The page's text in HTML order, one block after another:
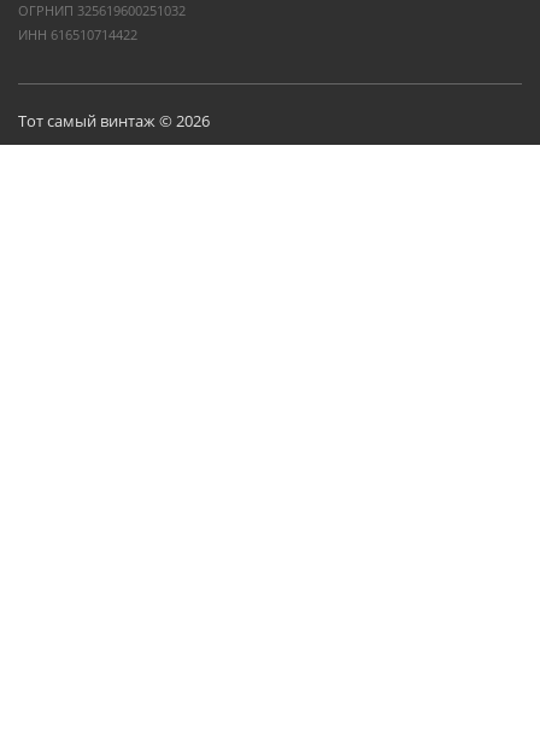
ОГРНИП 325619600251032
ИНН 616510714422
Тот самый винтаж © 2026